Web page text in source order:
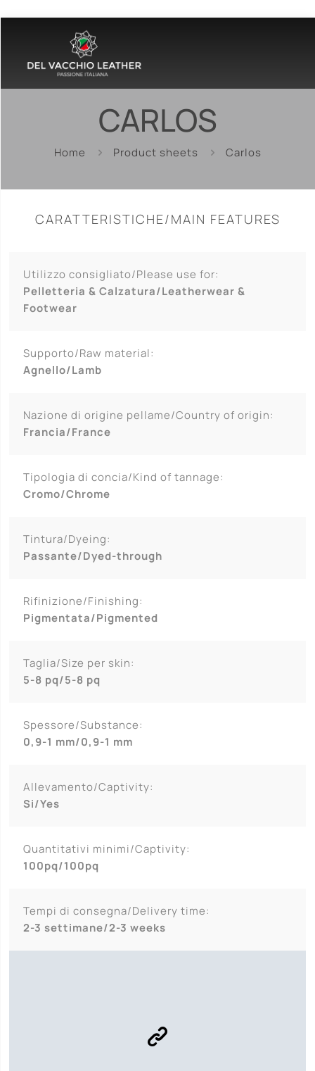
CARLOS
Home Product sheets Carlos
CARATTERISTICHE/MAIN FEATURES
Utilizzo consigliato/Please use for:
Pelletteria & Calzatura/Leatherwear &
Footwear
Supporto/Raw material:
Agnello/Lamb
Nazione di origine pellame/Country of origin:
Francia/France
Tipologia di concia/Kind of tannage:
Cromo/Chrome
Tintura/Dyeing:
Passante/Dyed-through
Rifinizione/Finishing:
Pigmentata/Pigmented
Taglia/Size per skin:
5-8 pq/5-8 pq
Spessore/Substance:
0,9-1 mm/0,9-1 mm
Allevamento/Captivity:
Si/Yes
Quantitativi minimi/Captivity:
100pq/100pq
Tempi di consegna/Delivery time:
2-3 settimane/2-3 weeks